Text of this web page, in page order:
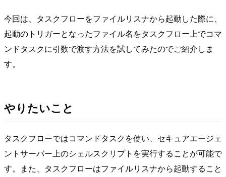
今回は、タスクフローをファイルリスナから起動した際に、
起動のトリガーとなったファイル名をタスクフロー上でコマ
ンドタスクに引数で渡す方法を試してみたのでご紹介しま
す。
やりたいこと
タスクフローではコマンドタスクを使い、セキュアエージェ
ントサーバー上のシェルスクリプトを実行することが可能で
す。また、タスクフローはファイルリスナから起動すること